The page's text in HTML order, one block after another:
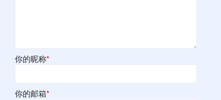
你的昵称*
你的邮箱*